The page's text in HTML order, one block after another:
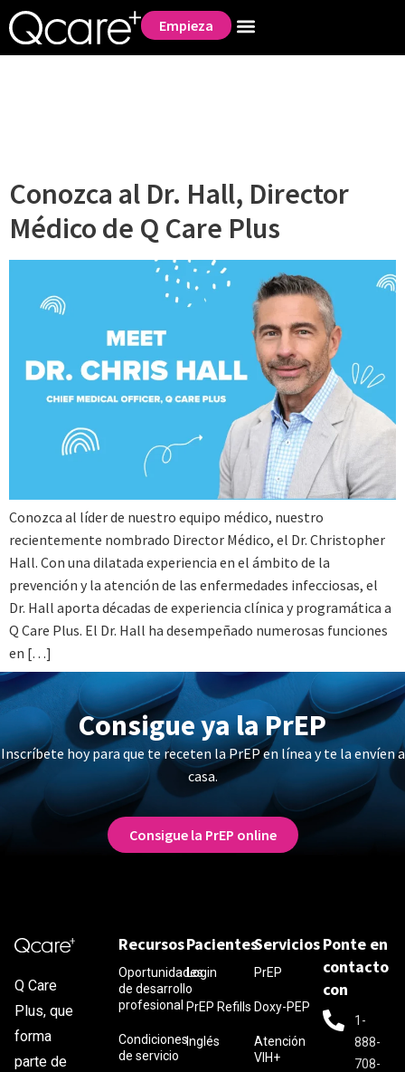
Empieza
Conozca al Dr. Hall, Director
Médico de Q Care Plus
Conozca al líder de nuestro equipo médico, nuestro
recientemente nombrado Director Médico, el Dr. Christopher
Hall. Con una dilatada experiencia en el ámbito de la
prevención y la atención de las enfermedades infecciosas, el
Dr. Hall aporta décadas de experiencia clínica y programática a
Q Care Plus. El Dr. Hall ha desempeñado numerosas funciones
en […]
Consigue ya la PrEP
Inscríbete hoy para que te receten la PrEP en línea y te la envíen a
casa.
Consigue la PrEP online
Q Care
Plus, que
forma
parte de
Recursos
Oportunidades
de desarrollo
profesional
Condiciones
de servicio
Pacientes
Login
PrEP Refills
Inglés
Servicios
PrEP
Doxy-PEP
Atención
VIH+
Ponte en
contacto
con
1-
888-
708-